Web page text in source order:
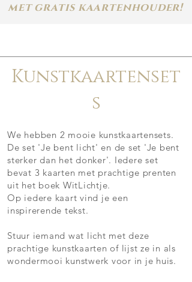
met gratis kaartenhouder!
Kunstkaartenset
s
We hebben 2 mooie kunstkaartensets.
De set 'Je bent licht' en de set 'Je bent
sterker dan het donker'. Iedere set
bevat 3 kaarten met prachtige prenten
uit het boek WitLichtje.
Op iedere kaart vind je een
inspirerende tekst.
Stuur iemand wat licht met deze
prachtige kunstkaarten of lijst ze in als
wondermooi kunstwerk voor in je huis.